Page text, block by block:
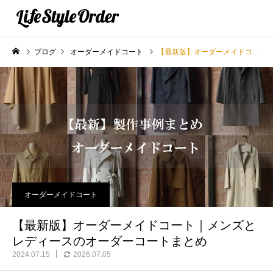
ブログ オーダーメイドコート 【最新版】オーダーメイドコート｜メンズとレディースのオーダーコートまとめ
オーダーメイドコート
【最新版】オーダーメイドコート｜メンズと
レディースのオーダーコートまとめ
2024.07.15 2026.07.05